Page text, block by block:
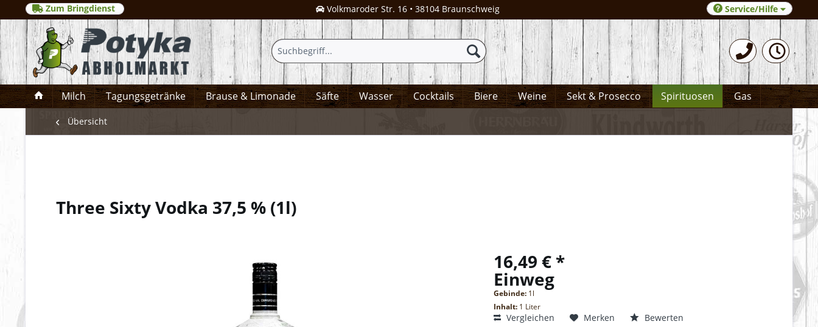
Zum Bringdienst Volkmaroder Str. 16 • 38104 Braunschweig 0531-372066
Service/Hilfe
Milch Tagungsgetränke Brause & Limonade Säfte Wasser Cocktails Biere Weine Sekt & Prosecco Spirituosen Gas
Übersicht
Three Sixty Vodka 37,5 % (1l)
16,49 € *
Einweg
Gebinde: 1l
Inhalt: 1 Liter
Vergleichen Merken Bewerten